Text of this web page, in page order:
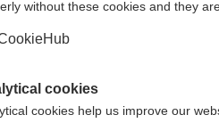
Ja, ich möchte
without these cookies and they
cookies
cookies help us improve our